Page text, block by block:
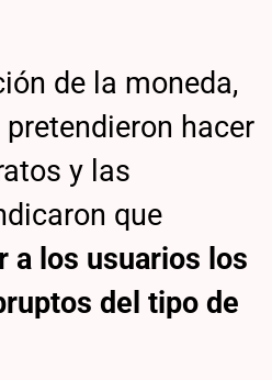
de la moneda,
hacer
y las
que
a los usuarios los
del tipo de